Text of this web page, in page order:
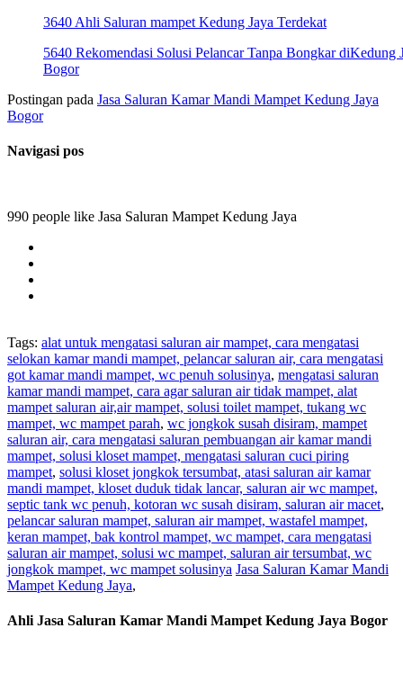
3640 Ahli Saluran mampet Kedung Jaya Terdekat
5640 Rekomendasi Solusi Pelancar Tanpa Bongkar diKedung
Bogor
Postingan pada Jasa Saluran Kamar Mandi Mampet Kedung Jaya
Bogor
Navigasi pos
990 people like Jasa Saluran Mampet Kedung Jaya
Tags: alat untuk mengatasi saluran air mampet, cara mengatasi
selokan kamar mandi mampet, pelancar saluran air, cara mengatasi
got kamar mandi mampet, wc penuh solusinya, mengatasi saluran
kamar mandi mampet, cara agar saluran air tidak mampet, alat
mampet saluran air,air mampet, solusi toilet mampet, tukang wc
mampet, wc mampet parah, wc jongkok susah disiram, mampet
saluran air, cara mengatasi saluran pembuangan air kamar mandi
mampet, solusi kloset mampet, mengatasi saluran cuci piring
mampet, solusi kloset jongkok tersumbat, atasi saluran air kamar
mandi mampet, kloset duduk tidak lancar, saluran air wc mampet,
septic tank wc penuh, kotoran wc susah disiram, saluran air macet,
pelancar saluran mampet, saluran air mampet, wastafel mampet,
keran mampet, bak kontrol mampet, wc mampet, cara mengatasi
saluran air mampet, solusi wc mampet, saluran air tersumbat, wc
jongkok mampet, wc mampet solusinya Jasa Saluran Kamar Mandi
Mampet Kedung Jaya,
Ahli Jasa Saluran Kamar Mandi Mampet Kedung Jaya Bogor